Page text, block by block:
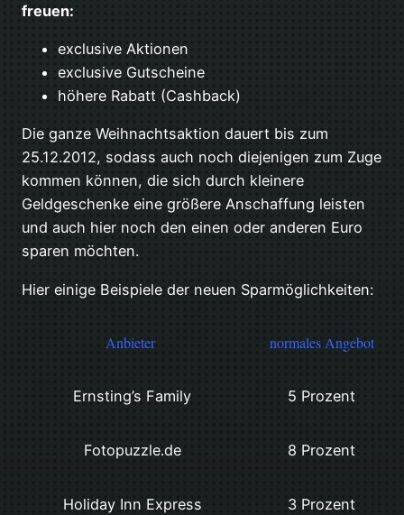
freuen:
exclusive Aktionen
exclusive Gutscheine
höhere Rabatt (Cashback)
Die ganze Weihnachtsaktion dauert bis zum
25.12.2012, sodass auch noch diejenigen zum Zuge
kommen können, die sich durch kleinere
Geldgeschenke eine größere Anschaffung leisten
und auch hier noch den einen oder anderen Euro
sparen möchten.
Hier einige Beispiele der neuen Sparmöglichkeiten:
Anbieter normales Angebot
Ernsting’s Family 5 Prozent
Fotopuzzle.de 8 Prozent
Holiday Inn Express 3 Prozent